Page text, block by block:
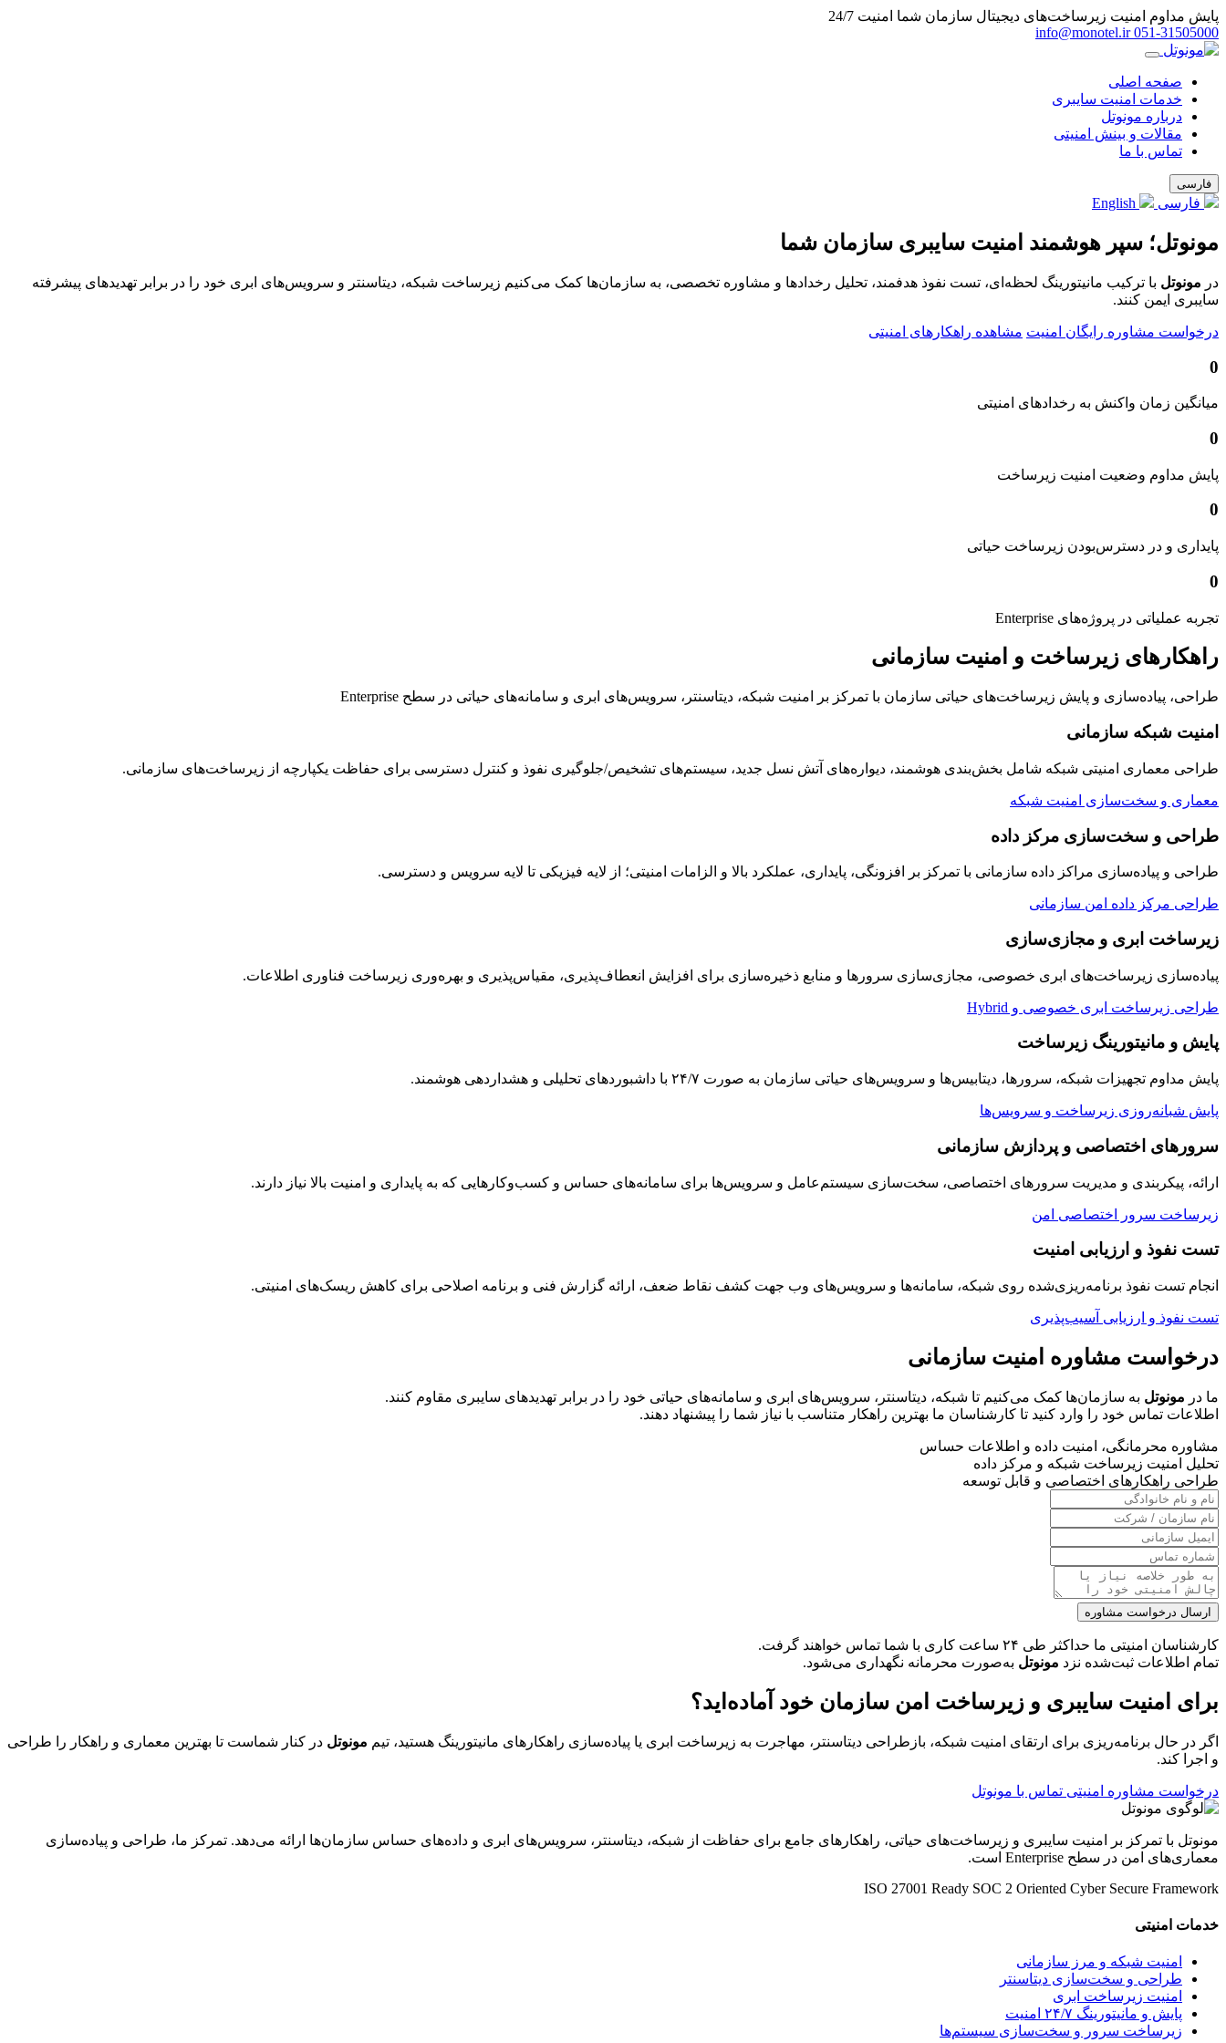
پایش مداوم امنیت زیرساخت‌های دیجیتال سازمان شما امنیت 24/7
info@monotel.ir 051‑31505000
صفحه اصلی
خدمات امنیت سایبری
درباره مونوتل
مقالات و بینش امنیتی
تماس با ما
فارسی
فارسی
مونوتل؛ سپر هوشمند امنیت سایبری سازمان شما
در مونوتل با ترکیب مانیتورینگ لحظه‌ای، تست نفوذ هدفمند، تحلیل رخدادها و مشاوره تخصصی، به سازمان‌ها کمک می‌کنیم زیرساخت شبکه، دیتاسنتر و سرویس‌های ابری خود را در برابر تهدیدهای پیشرفته
سایبری ایمن کنند.
درخواست مشاوره رایگان امنیت مشاهده راهکارهای امنیتی
0
میانگین زمان واکنش به رخدادهای امنیتی
0
پایش مداوم وضعیت امنیت زیرساخت
0
پایداری و در دسترس‌بودن زیرساخت حیاتی
0
تجربه عملیاتی در پروژه‌های Enterprise
راهکارهای زیرساخت و امنیت سازمانی
طراحی، پیاده‌سازی و پایش زیرساخت‌های حیاتی سازمان با تمرکز بر امنیت شبکه، دیتاسنتر، سرویس‌های ابری و سامانه‌های حیاتی در سطح Enterprise
امنیت شبکه سازمانی
طراحی معماری امنیتی شبکه شامل بخش‌بندی هوشمند، دیواره‌های آتش نسل جدید، سیستم‌های تشخیص/جلوگیری نفوذ و کنترل دسترسی برای حفاظت یکپارچه از زیرساخت‌های سازمانی.
معماری و سخت‌سازی امنیت شبکه
طراحی و سخت‌سازی مرکز داده
طراحی و پیاده‌سازی مراکز داده سازمانی با تمرکز بر افزونگی، پایداری، عملکرد بالا و الزامات امنیتی؛ از لایه فیزیکی تا لایه سرویس و دسترسی.
طراحی مرکز داده امن سازمانی
زیرساخت ابری و مجازی‌سازی
پیاده‌سازی زیرساخت‌های ابری خصوصی، مجازی‌سازی سرورها و منابع ذخیره‌سازی برای افزایش انعطاف‌پذیری، مقیاس‌پذیری و بهره‌وری زیرساخت فناوری اطلاعات.
طراحی زیرساخت ابری خصوصی و Hybrid
پایش و مانیتورینگ زیرساخت
پایش مداوم تجهیزات شبکه، سرورها، دیتابیس‌ها و سرویس‌های حیاتی سازمان به صورت ۲۴/۷ با داشبوردهای تحلیلی و هشداردهی هوشمند.
پایش شبانه‌روزی زیرساخت و سرویس‌ها
سرورهای اختصاصی و پردازش سازمانی
ارائه، پیکربندی و مدیریت سرورهای اختصاصی، سخت‌سازی سیستم‌عامل و سرویس‌ها برای سامانه‌های حساس و کسب‌وکارهایی که به پایداری و امنیت بالا نیاز دارند.
زیرساخت سرور اختصاصی امن
تست نفوذ و ارزیابی امنیت
انجام تست نفوذ برنامه‌ریزی‌شده روی شبکه، سامانه‌ها و سرویس‌های وب جهت کشف نقاط ضعف، ارائه گزارش فنی و برنامه اصلاحی برای کاهش ریسک‌های امنیتی.
تست نفوذ و ارزیابی آسیب‌پذیری
درخواست مشاوره امنیت سازمانی
ما در مونوتل به سازمان‌ها کمک می‌کنیم تا شبکه، دیتاسنتر، سرویس‌های ابری و سامانه‌های حیاتی خود را در برابر تهدیدهای سایبری مقاوم کنند.
اطلاعات تماس خود را وارد کنید تا کارشناسان ما بهترین راهکار متناسب با نیاز شما را پیشنهاد دهند.
مشاوره محرمانگی، امنیت داده و اطلاعات حساس
تحلیل امنیت زیرساخت شبکه و مرکز داده
طراحی راهکارهای اختصاصی و قابل توسعه
ارسال درخواست مشاوره
کارشناسان امنیتی ما حداکثر طی ۲۴ ساعت کاری با شما تماس خواهند گرفت.
تمام اطلاعات ثبت‌شده نزد مونوتل به‌صورت محرمانه نگهداری می‌شود.
برای امنیت سایبری و زیرساخت امن سازمان خود آماده‌اید؟
اگر در حال برنامه‌ریزی برای ارتقای امنیت شبکه، بازطراحی دیتاسنتر، مهاجرت به زیرساخت ابری یا پیاده‌سازی راهکارهای مانیتورینگ هستید، تیم مونوتل در کنار شماست تا بهترین معماری و راهکار را طراحی
و اجرا کند.
درخواست مشاوره امنیتی تماس با مونوتل
مونوتل با تمرکز بر امنیت سایبری و زیرساخت‌های حیاتی، راهکارهای جامع برای حفاظت از شبکه، دیتاسنتر، سرویس‌های ابری و داده‌های حساس سازمان‌ها ارائه می‌دهد. تمرکز ما، طراحی و پیاده‌سازی
معماری‌های امن در سطح Enterprise است.
ISO 27001 Ready SOC 2 Oriented Cyber Secure Framework
خدمات امنیتی
امنیت شبکه و مرز سازمانی
طراحی و سخت‌سازی دیتاسنتر
امنیت زیرساخت ابری
پایش و مانیتورینگ ۲۴/۷ امنیت
زیرساخت سرور و سخت‌سازی سیستم‌ها